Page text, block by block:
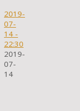
2019-
07-
14 -
22:30
2019-
07-
14